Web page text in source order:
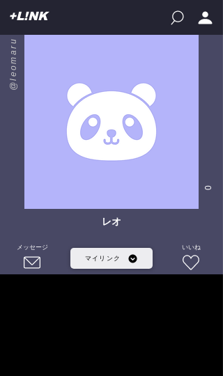
+L!NK
@leomaru
0
レオ
メッセージ
マイリンク
いいね